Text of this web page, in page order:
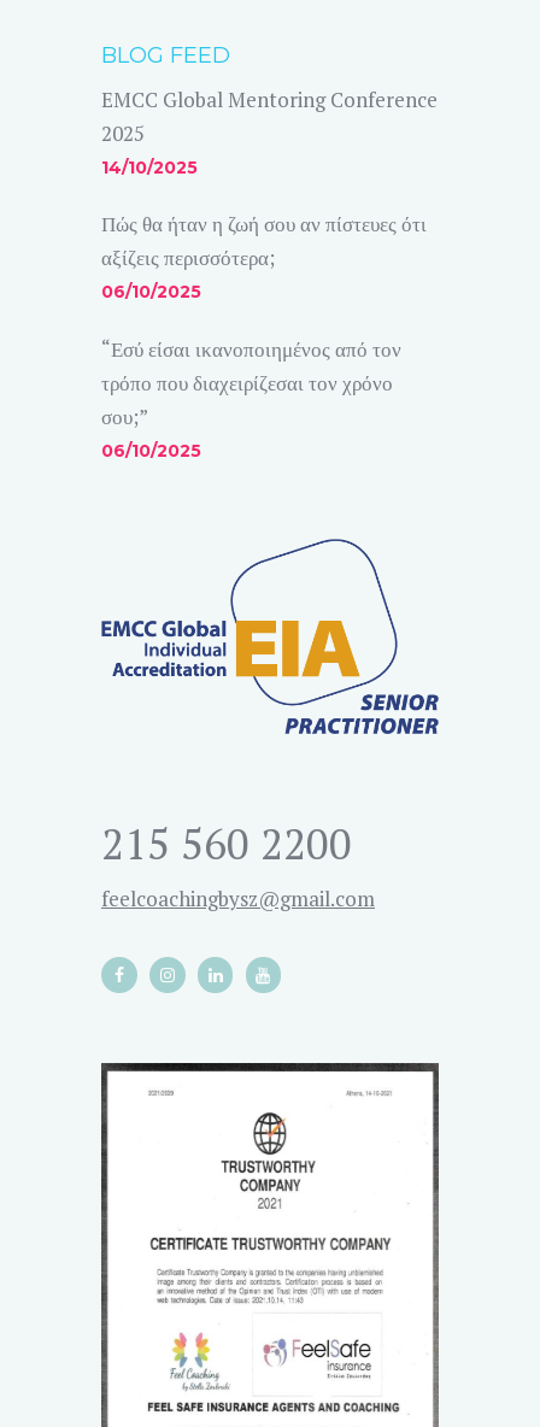
BLOG FEED
EMCC Global Mentoring Conference
2025
14/10/2025
Πώς θα ήταν η ζωή σου αν πίστευες ότι
αξίζεις περισσότερα;
06/10/2025
“Εσύ είσαι ικανοποιημένος από τον
τρόπο που διαχειρίζεσαι τον χρόνο
σου;”
06/10/2025
215 560 2200
feelcoachingbysz@gmail.com